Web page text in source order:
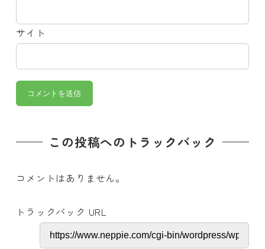
サイト
この投稿へのトラックバック
コメントはありません。
トラックバック URL